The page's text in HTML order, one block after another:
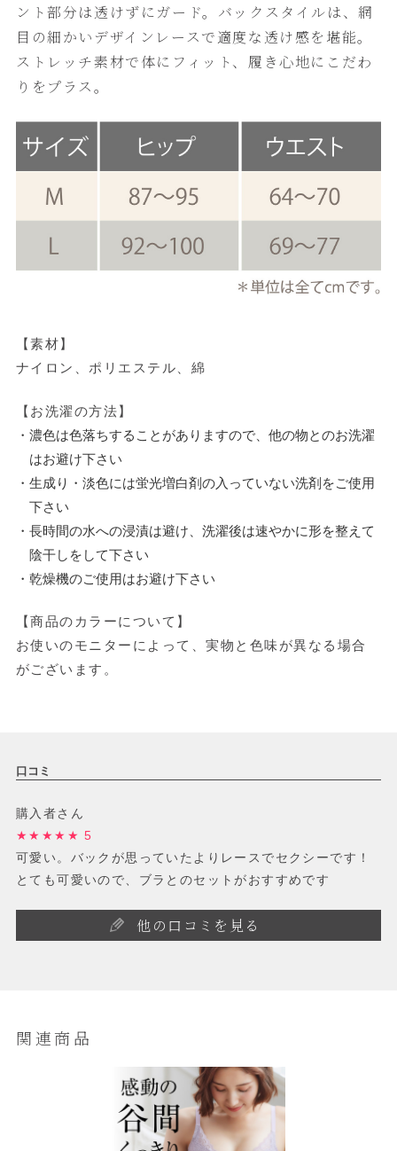
ント部分は透けずにガード。バックスタイルは、網
目の細かいデザインレースで適度な透け感を堪能。
ストレッチ素材で体にフィット、履き心地にこだわ
りをプラス。
【素材】
ナイロン、ポリエステル、綿
【お洗濯の方法】
・濃色は色落ちすることがありますので、他の物とのお洗濯
はお避け下さい
・生成り・淡色には蛍光増白剤の入っていない洗剤をご使用
下さい
・長時間の水への浸漬は避け、洗濯後は速やかに形を整えて
陰干しをして下さい
・乾燥機のご使用はお避け下さい
【商品のカラーについて】
お使いのモニターによって、実物と色味が異なる場合
がございます。
口コミ
購入者さん
★★★★★ 5
可愛い。バックが思っていたよりレースでセクシーです！
とても可愛いので、ブラとのセットがおすすめです
他の口コミを見る
関連商品